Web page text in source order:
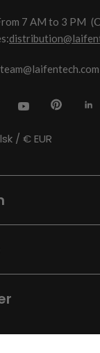
7 AM to 3 PM
/ € EUR